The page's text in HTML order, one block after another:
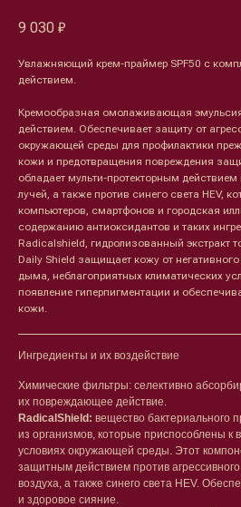
9 030 ₽
Увлажняющий крем-праймер SPF50 с
действием.
Кремообразная омолаживающая
действием. Обеспечивает защиту от
окружающей среды для профилактики
кожи и предотвращения повреждения
обладает мульти-протекторным
лучей, а также против синего света HEV,
компьютеров, смартфонов и городская
содержанию антиоксидантов и таких
Radicalshield, гидролизованный экстракт
Daily Shield защищает кожу от
дыма, неблагоприятных климатических
появление гиперпигментации и
кожи.
Ингредиенты и их воздействие
Химические фильтры: селективно
их повреждающее действие.
RadicalShield: вещество бактериального
из организмов, которые приспособлены к
условиях окружающей среды. Этот
защитным действием против
воздуха, а также синего света HEV.
и здоровое сияние.